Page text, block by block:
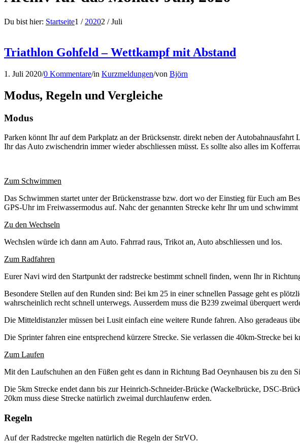
Du bist hier: Startseite1 / 20202 / Juli
Triathlon Gohfeld – Wettkampf mit Abstand
1. Juli 2020/0 Kommentare/in Kurzmeldungen/von Björn
Modus, Regeln und Vergleiche
Modus
Parken könnt Ihr auf dem Parkplatz an der Brücksenstr. direkt neben der
Ihr das Auto zwischendrin immer wieder abschliessen müsst. Es sollte also alles im
Zum Schwimmen
Das Schwimmen startet unter der Brückenstrasse bzw. dort wo der Einstieg für Euch am
GPS-Uhr im Freiwassermodus auf. Nahc der genannten Strecke kehr Ihr um und
Zu den Wechseln
Wechslen würde ich dann am Auto. Fahrrad raus, Trikot an, Auto abschliessen und los.
Zum Radfahren
Eurer Navi wird den Startpunkt der radstrecke bestimmt schnell finden, wenn Ihr in
Besondere Stellen auf den Runden sind: Bei km 25 in einer schnellen Passage geht es
wahrscheinlich recht schnell unterwegs. Ausserdem muss die B239 zweimal überquert
Die Mitteldistanzler müssen bei Lusit einfach eine weitere Runde fahren. Also geradeaus
Die Sprinter fahren eine entsprechend kürzere Strecke. Sie verlassen die 40km-Strecke
Zum Laufen
Mit den Laufschuhen an den Füßen geht es dann in Richtung Bad Oeynhausen bis zu den
Die 5km Strecke endet dann bis zur Heinrich-Schneider-Brücke (Wackelbrücke, DSC-
20km muss diese Strecke natürlich zweimal durchlaufenw erden.
Regeln
Auf der Radstrecke mgelten natürlich die Regeln der StrVO.